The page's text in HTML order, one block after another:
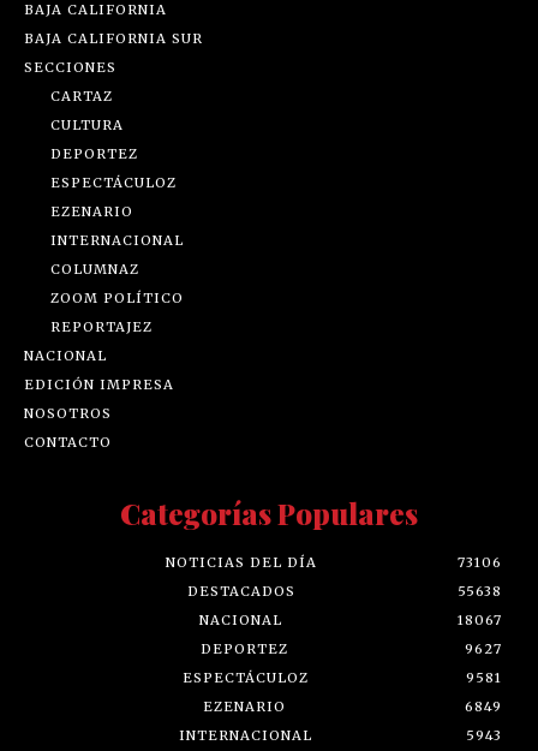
BAJA CALIFORNIA
BAJA CALIFORNIA SUR
SECCIONES
CARTAZ
CULTURA
DEPORTEZ
ESPECTÁCULOZ
EZENARIO
INTERNACIONAL
COLUMNAZ
ZOOM POLÍTICO
REPORTAJEZ
NACIONAL
EDICIÓN IMPRESA
NOSOTROS
CONTACTO
Categorías Populares
NOTICIAS DEL DÍA
73106
DESTACADOS
55638
NACIONAL
18067
DEPORTEZ
9627
ESPECTÁCULOZ
9581
EZENARIO
6849
INTERNACIONAL
5943